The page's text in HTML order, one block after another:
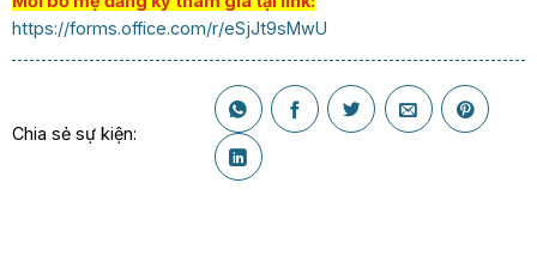
https://forms.office.com/r/eSjJt9sMwU
Chia sẻ sự kiện: